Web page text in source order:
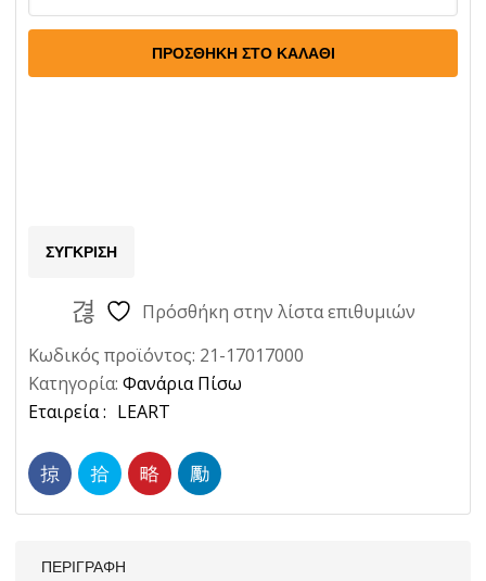
Στοπ
Fiat
ΠΡΟΣΘΉΚΗ ΣΤΟ ΚΑΛΆΘΙ
ΣΎΓΚΡΙΣΗ
Πρόσθήκη στην λίστα επιθυμιών
Κωδικός προϊόντος: 21-17017000
Κατηγορία: Φανάρια Πίσω
Ετικέτα:
LEART
ΠΕΡΙΓΡΑΦΉ